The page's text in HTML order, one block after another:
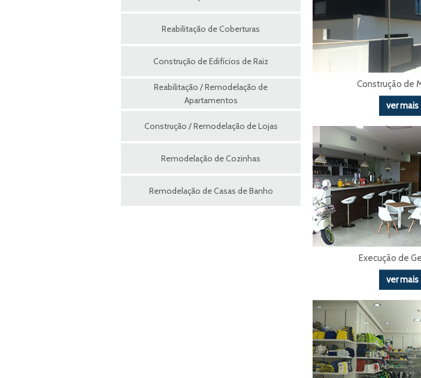
Reabilitação de Coberturas
Construção de Edifícios de Raiz
Reabilitação / Remodelação de
Apartamentos
Construção / Remodelação de Lojas
Remodelação de Cozinhas
Remodelação de Casas de Banho
Construção de
ver mais
Execução de
ver mais